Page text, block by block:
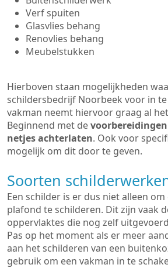
Verf spuiten
Glasvlies behang
Renovlies behang
Meubelstukken
Hierboven staan mogelijkheden
schildersbedrijf Noorbeek voor in te
vakman neemt hiervoor graag al
Beginnend met devoorbereidingen
netjes achterlaten. Ook voor
mogelijk om dit door te geven.
Soorten
Een schilder is er dus niet alleen
plafond te schilderen. Dit zijn vaak
oppervlaktes die nog zelf
Pas op het moment als er meer
aan het schilderen van een
gebruik om een vakman in te